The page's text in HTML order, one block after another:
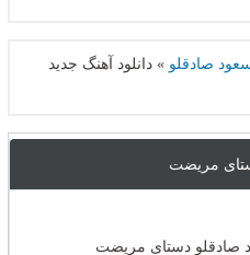
صادقلو » دانلود آهنگ جدید
مریضت
صادقلو دستای مریضت